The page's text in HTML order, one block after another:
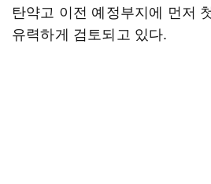
탄약고 이전 예정부지에 먼저
유력하게 검토되고 있다.